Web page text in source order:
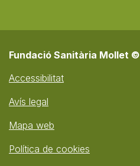
Fundació Sanitària Mollet ©
Accessibilitat
Avís legal
Mapa web
Política de cookies